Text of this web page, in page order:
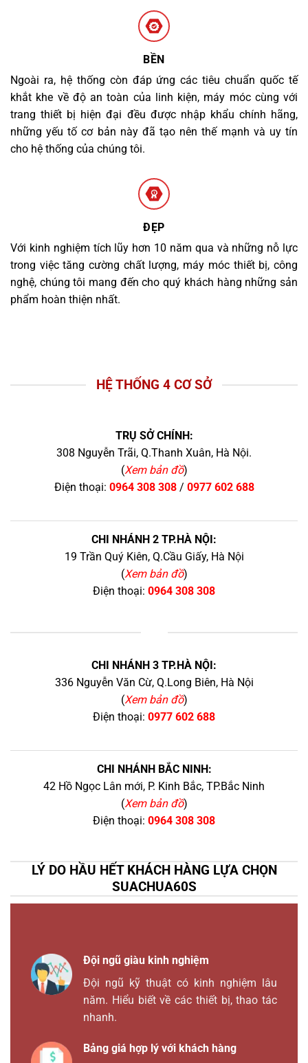
BỀN
Ngoài ra, hệ thống còn đáp ứng các tiêu chuẩn quốc tế
khắt khe về độ an toàn của linh kiện, máy móc cùng với
trang thiết bị hiện đại đều được nhập khẩu chính hãng,
những yếu tố cơ bản này đã tạo nên thế mạnh và uy tín
cho hệ thống của chúng tôi.
ĐẸP
Với kinh nghiệm tích lũy hơn 10 năm qua và những nỗ lực
trong việc tăng cường chất lượng, máy móc thiết bị, công
nghệ, chúng tôi mang đến cho quý khách hàng những sản
phẩm hoàn thiện nhất.
HỆ THỐNG 4 CƠ SỞ
TRỤ SỞ CHÍNH:
308 Nguyễn Trãi, Q.Thanh Xuân, Hà Nội.
(Xem bản đồ)
Điện thoại: 0964 308 308/ 0977 602 688
CHI NHÁNH 2 TP.HÀ NỘI:
19 Trần Quý Kiên, Q.Cầu Giấy, Hà Nội
(Xem bản đồ)
Điện thoại: 0964 308 308
CHI NHÁNH 3 TP.HÀ NỘI:
336 Nguyễn Văn Cừ, Q.Long Biên, Hà Nội
(Xem bản đồ)
Điện thoại: 0977 602 688
CHI NHÁNH BẮC NINH:
42 Hồ Ngọc Lân mới, P. Kinh Bắc, TP.Bắc Ninh
(Xem bản đồ)
Điện thoại: 0964 308 308
LÝ DO HẦU HẾT KHÁCH HÀNG LỰA CHỌN
SUACHUA60S
Đội ngũ giàu kinh nghiệm
Đội ngũ kỹ thuật có kinh nghiệm lâu
năm. Hiểu biết về các thiết bị, thao tác
nhanh.
Bảng giá hợp lý với khách hàng